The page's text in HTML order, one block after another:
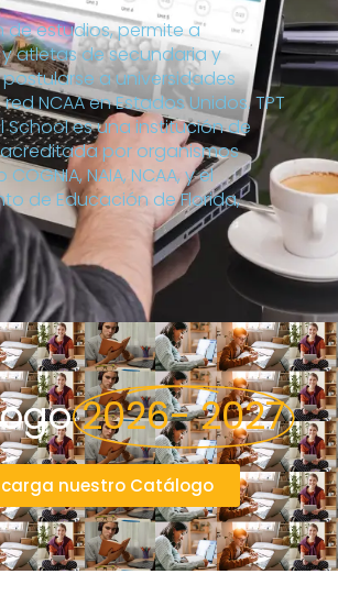
de estudios, permite a
atletas de secundaria y
a universidades
NCAA en Estados Unidos. TPT
School es una institución de
acreditada por organismos
NAIA, NCAA, y el
de Educación de Florida,
2026- 2027
nuestro Catálogo
العربية
简体中文